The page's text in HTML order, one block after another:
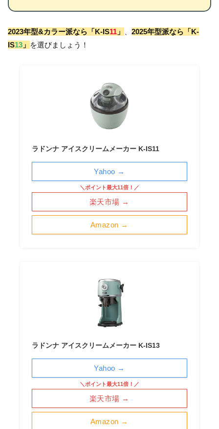
2023年型&カラー派なら「K-IS11 」
2025年型派なら「K-
IS13 」 を選びましょう！
ラドンナ アイスクリームメーカー K-IS11
Amazon →
＼ポイント最大11倍！／
楽天市場 →
Yahoo →
ラドンナ アイスクリームメーカー K-IS13
Amazon →
＼ポイント最大11倍！／
楽天市場 →
Yahoo →